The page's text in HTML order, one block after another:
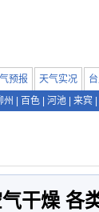
预报 天气实况
州 百色 河池 来宾
干燥 各